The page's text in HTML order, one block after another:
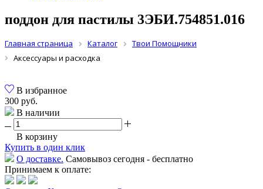
поддон для пастилы 3ЭБИ.754851.016
Главная страница Каталог
Твои Помощники
Aксессуары и расходка
В избранное
300 руб.
В наличии
В корзину
Купить в один клик
О доставке. Самовывоз сегодня - бесплатно
Принимаем к оплате: